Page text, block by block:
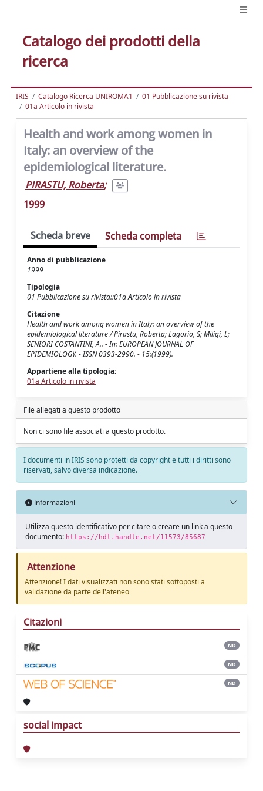
Catalogo dei prodotti della
ricerca
IRIS Catalogo Ricerca UNIROMA1
01 Pubblicazione su rivista
01a Articolo in rivista
Health and work among women in
Italy: an overview of the
epidemiological literature.
PIRASTU, Roberta;
1999
Scheda breve Scheda completa
Anno di pubblicazione
1999
Tipologia
01 Pubblicazione su rivista::01a Articolo in rivista
Citazione
Health and work among women in Italy: an overview of the
epidemiological literature / Pirastu, Roberta; Lagorio, S; Miligi, L;
SENIORI COSTANTINI, A.. - In: EUROPEAN JOURNAL OF
EPIDEMIOLOGY. - ISSN 0393-2990. - 15:(1999).
Appartiene alla tipologia:
01a Articolo in rivista
File allegati a questo prodotto
Non ci sono file associati a questo prodotto.
I documenti in IRIS sono protetti da copyright e tutti i diritti sono
riservati, salvo diversa indicazione.
Informazioni
Utilizza questo identificativo per citare o creare un link a questo
documento: https://hdl.handle.net/11573/85687
Attenzione
Attenzione! I dati visualizzati non sono stati sottoposti a
validazione da parte dell'ateneo
Citazioni
ND
ND
ND
social impact